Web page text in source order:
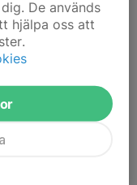
.
Distrikts-SM och
Distrikts-
De används
hjälpa oss att